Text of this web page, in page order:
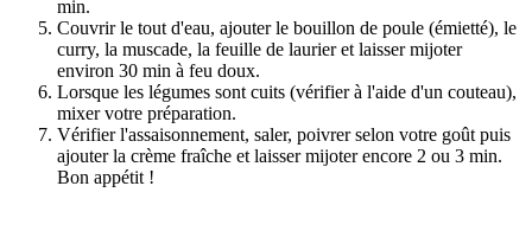
min.
Couvrir le tout d'eau, ajouter le bouillon de poule (émietté), le
curry, la muscade, la feuille de laurier et laisser mijoter
environ 30 min à feu doux.
Lorsque les légumes sont cuits (vérifier à l'aide d'un couteau),
mixer votre préparation.
Vérifier l'assaisonnement, saler, poivrer selon votre goût puis
ajouter la crème fraîche et laisser mijoter encore 2 ou 3 min.
Bon appétit !